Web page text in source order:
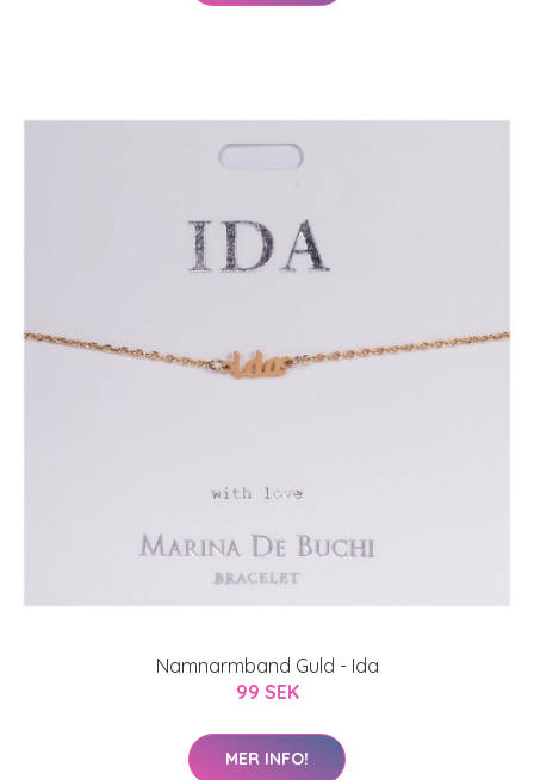
Namnarmband Guld - Ida
99 SEK
MER INFO!